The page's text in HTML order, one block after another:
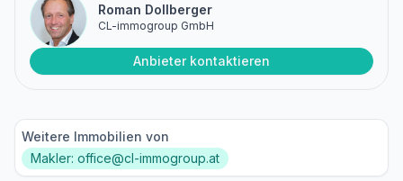
Roman Dollberger
CL-immogroup GmbH
Anbieter kontaktieren
Weitere Immobilien von
Makler: office@cl-immogroup.at